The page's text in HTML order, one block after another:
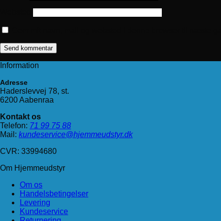
Information
Adresse
Haderslevvej 78, st.
6200 Aabenraa
Kontakt os
Telefon: 71 99 75 88
Mail: kundeservice@hjemmeudstyr.dk
CVR: 33994680
Om Hjemmeudstyr
Om os
Handelsbetingelser
Levering
Kundeservice